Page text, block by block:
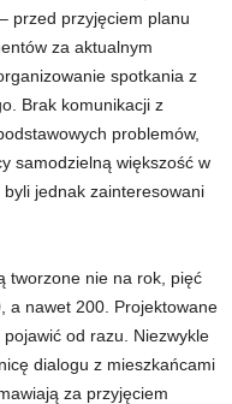
przed przyjęciem planu
za aktualnym
spotkania z
Brak komunikacji z
problemów,
samodzielną większość w
jednak zainteresowani
tworzone nie na rok, pięć
a nawet 200. Projektowane
od razu. Niezwykle
dialogu z mieszkańcami
za przyjęciem